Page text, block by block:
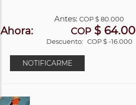
Antes:COP$ 80.000
Ahora: COP$
Descuento: COP $ -16.000
NOTIFICARME